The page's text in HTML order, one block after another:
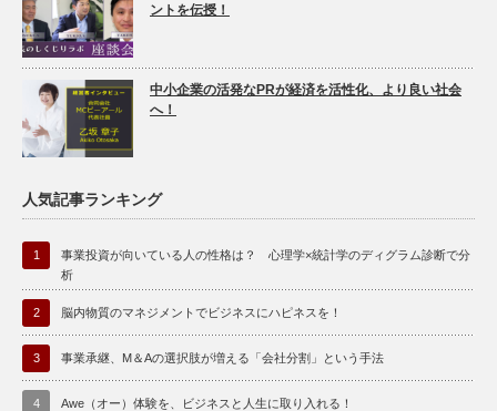
ントを伝授！
中小企業の活発なPRが経済を活性化、より良い社会
へ！
人気記事ランキング
1
事業投資が向いている人の性格は？ 心理学×統計学のディグラム診断で分
析
2 脳内物質のマネジメントでビジネスにハピネスを！
3 事業承継、M＆Aの選択肢が増える「会社分割」という手法
4 Awe（オー）体験を、ビジネスと人生に取り入れる！